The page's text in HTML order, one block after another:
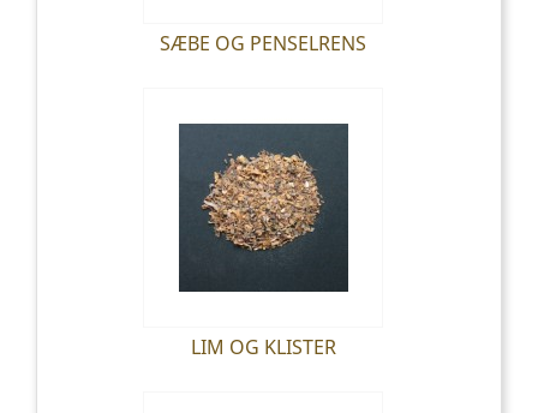
SÆBE OG PENSELRENS
LIM OG KLISTER